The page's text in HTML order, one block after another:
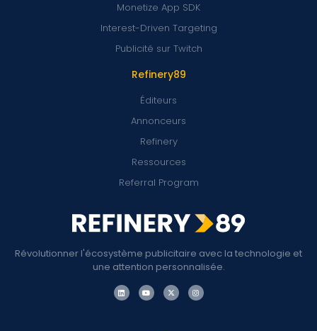
Révolutionner l'écosystème publicitaire avec la technologie et
une attention personnalisée.
Refinery89
Éditeurs
Annonceurs
Refinery
Ressources
Referral Program
Monetize App SDK
Interest-Driven Targeting
Publicité sur Twitch